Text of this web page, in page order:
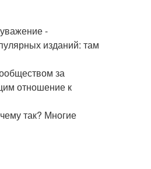
-
изданий: там
за
отношение к
так? Многие